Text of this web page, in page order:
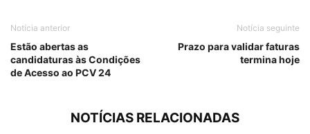
Notícia anterior
Estão abertas as
candidaturas às Condições
de Acesso ao PCV 24
Notícia seguinte
Prazo para validar faturas
termina hoje
NOTÍCIAS RELACIONADAS